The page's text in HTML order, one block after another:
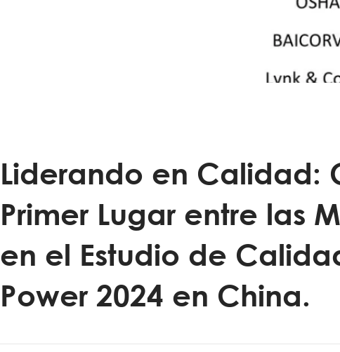
Liderando en Calidad:
Primer Lugar entre las
en el Estudio de
Power 2024 en China.